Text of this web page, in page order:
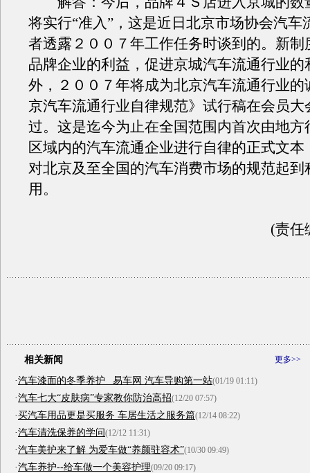
将实行“准入”，这是近日北京市场协会汽车
者透露２００７年工作任务时谈到的。新制
品牌企业的利益，促进京城汽车流通行业的
外，２００７年将成为北京汽车流通行业的
京汽车流通行业自律规范》试行稿在会员大
过。这是迄今为止在全国范围内首次由地方
区域内的汽车流通企业进行自律的正式文本
对北京及至全国的汽车消费市场的规范起到
用。
(责任
更多>>
相关新闻
·汽车漆面的冬季养护 _易车网 汽车导购第一站(01/19 01:11)
·汽车七大“皮肤病”专家教你防治高招(12/20 07:57)
·买汽车用品更是买服务 车居生活之服务篇(12/14 08:22)
·汽车清洗保养的学问(12/12 11:31)
·汽车美护来了解 为爱车做“养颜驻容术”(10/30 09:49)
·汽车养护--给车做一个美容护理(09/20 09:17)